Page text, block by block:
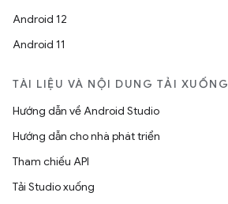
Android 12
Android 11
TÀI LIỆU VÀ NỘI DUNG TẢI XUỐNG
Hướng dẫn về Android Studio
Hướng dẫn cho nhà phát triển
Tham chiếu API
Tải Studio xuống